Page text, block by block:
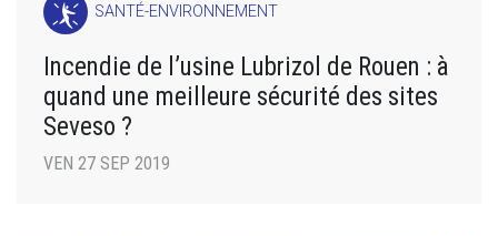
SANTÉ-ENVIRONNEMENT
Incendie de l’usine Lubrizol de Rouen : à
quand une meilleure sécurité des sites
Seveso ?
VEN 27 SEP 2019